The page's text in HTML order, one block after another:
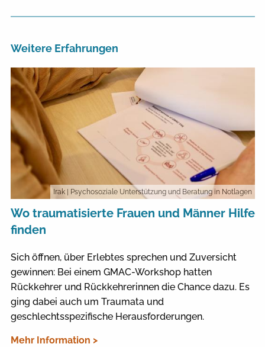
Weitere Erfahrungen
Irak | Psychosoziale Unterstützung und Beratung in Notlagen
Wo traumatisierte Frauen und Männer Hilfe
finden
Sich öffnen, über Erlebtes sprechen und Zuversicht
gewinnen: Bei einem GMAC-Workshop hatten
Rückkehrer und Rückkehrerinnen die Chance dazu. Es
ging dabei auch um Traumata und
geschlechtsspezifische Herausforderungen.
Mehr Information >